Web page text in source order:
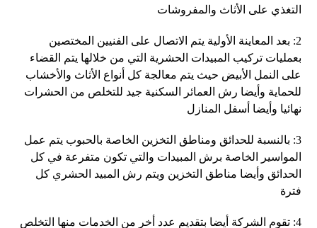
التغذي على الأثاث والمفروشات
2: بعد المعاينة الأولية يتم الاتصال على الفنيين المختصين
بعمليات تركيب المبيدات الحشرية التي من خلالها يتم القضاء
على النمل الأبيض حيث يتم معالجة كل أنواع الأثاث والأخشاب
للحماية وأيضا رش العمائر السكنية جيد للتخلص من الحشرات
نهائيا وأيضا أسفل المنازل
3: بالنسبة للحدائق ومناطق التخزين الخاصة بالحبوب يتم عمل
المواسير الخاصة برش المبيدات والتي تكون متفرعة في كل
الحدائق وأيضا مناطق التخزين ويتم رش المبيد الحشري كل
فترة
4: تقوم الشركة أيضا بتقديم عدد أخر من الخدمات منها التخلص